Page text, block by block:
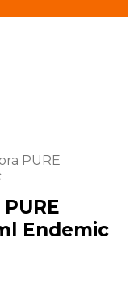
PURE
Endemic